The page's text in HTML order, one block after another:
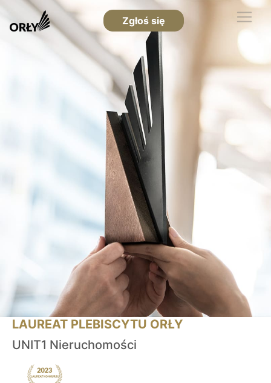
Zgłoś się
LAUREAT PLEBISCYTU ORŁY
UNIT1 Nieruchomości